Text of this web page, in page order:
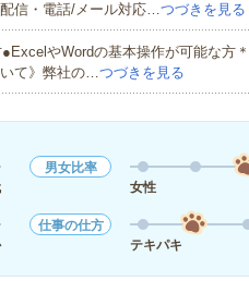
信・電話/メール対応…つづきを見る
やWordの基本操作が可能な方
て》弊社の…つづきを見る
男女比率
女性
仕事の仕方
テキパキ